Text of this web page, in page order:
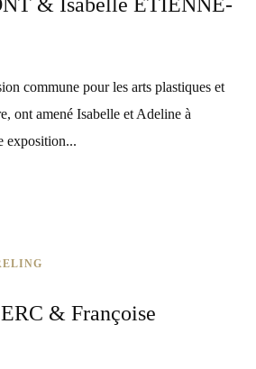
commune pour les arts plastiques et
ont amené Isabelle et Adeline à
exposition...
& Françoise